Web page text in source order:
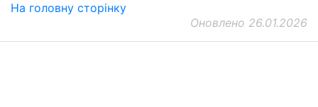
На головну сторінку
Оновлено 26.01.2026